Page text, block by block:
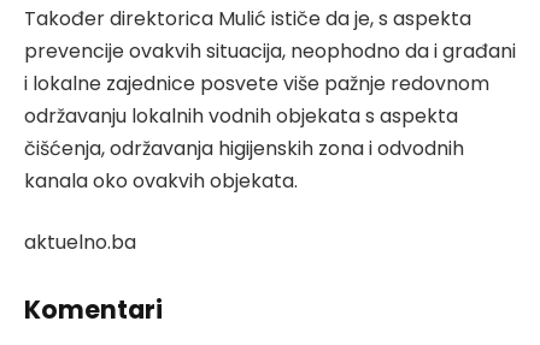
Također direktorica Mulić ističe da je, s aspekta
prevencije ovakvih situacija, neophodno da i građani
i lokalne zajednice posvete više pažnje redovnom
održavanju lokalnih vodnih objekata s aspekta
čišćenja, održavanja higijenskih zona i odvodnih
kanala oko ovakvih objekata.
aktuelno.ba
Komentari